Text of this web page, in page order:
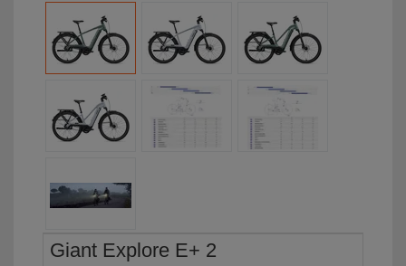
Giant Explore E+ 2